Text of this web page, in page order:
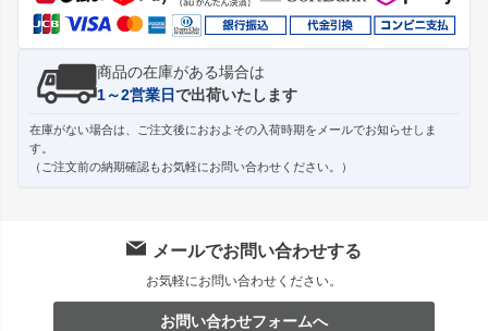
商品の在庫がある場合は
1～2営業日で出荷いたします
在庫がない場合は、ご注文後におおよその入荷時期をメールでお知らせしま
す。
（ご注文前の納期確認もお気軽にお問い合わせください。）
メールでお問い合わせする
お気軽にお問い合わせください。
お問い合わせフォームへ